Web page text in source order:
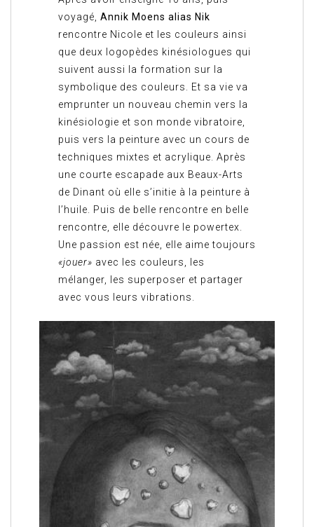
voyagé, Annik Moens alias Nik
rencontre Nicole et les couleurs ainsi
que deux logopèdes kinésiologues qui
suivent aussi la formation sur la
symbolique des couleurs. Et sa vie va
emprunter un nouveau chemin vers la
kinésiologie et son monde vibratoire,
puis vers la peinture avec un cours de
techniques mixtes et acrylique. Après
une courte escapade aux Beaux-Arts
de Dinant où elle s’initie à la peinture à
l’huile. Puis de belle rencontre en belle
rencontre, elle découvre le powertex.
Une passion est née, elle aime toujours
«jouer» avec les couleurs, les
mélanger, les superposer et partager
avec vous leurs vibrations.